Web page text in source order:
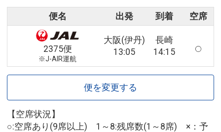
便名 出発 到着 空席
2375便
※J-AIR運航
大阪(伊丹)
13:05
長崎
14:15
便を変更する
【空席状況】
○:空席あり(9席以上) 1～8:残席数(1～8席) ×：予